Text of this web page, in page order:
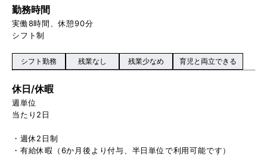
勤務時間
実働8時間、休憩90分
シフト制
シフト勤務 残業なし 残業少なめ 育児と両立できる
休日/休暇
週単位
当たり2日
・週休2日制
・有給休暇（6か月後より付与、半日単位で利用可能です）